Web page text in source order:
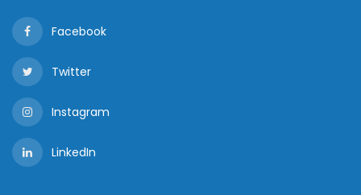
Facebook
Twitter
Instagram
LinkedIn